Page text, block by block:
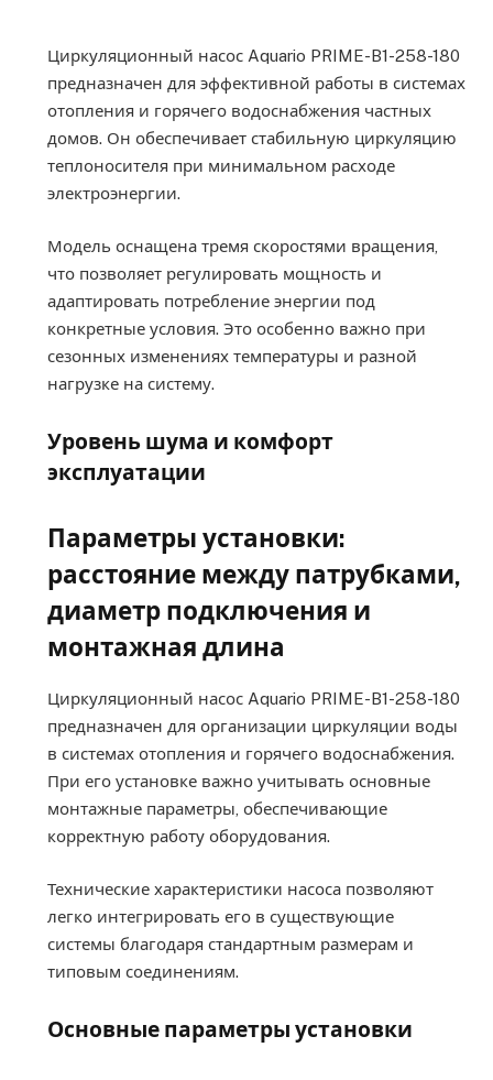
Циркуляционный насос Aquario PRIME-B1-258-180
предназначен для эффективной работы в системах
отопления и горячего водоснабжения частных
домов. Он обеспечивает стабильную циркуляцию
теплоносителя при минимальном расходе
электроэнергии.
Модель оснащена тремя скоростями вращения,
что позволяет регулировать мощность и
адаптировать потребление энергии под
конкретные условия. Это особенно важно при
сезонных изменениях температуры и разной
нагрузке на систему.
Уровень шума и комфорт
эксплуатации
Параметры установки:
расстояние между патрубками,
диаметр подключения и
монтажная длина
Циркуляционный насос Aquario PRIME-B1-258-180
предназначен для организации циркуляции воды
в системах отопления и горячего водоснабжения.
При его установке важно учитывать основные
монтажные параметры, обеспечивающие
корректную работу оборудования.
Технические характеристики насоса позволяют
легко интегрировать его в существующие
системы благодаря стандартным размерам и
типовым соединениям.
Основные параметры установки